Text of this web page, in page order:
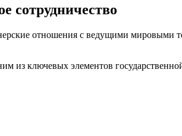
сотрудничество
отношения с ведущими мировыми
из ключевых элементов